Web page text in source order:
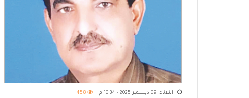
الثلاثاء, 09 ديسمبر 2025 - 10:34 م 458